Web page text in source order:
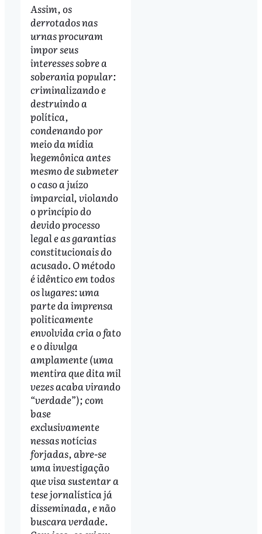
Assim, os
derrotados nas
urnas procuram
impor seus
interesses sobre a
soberania popular:
criminalizando e
destruindo a
política,
condenando por
meio da mídia
hegemônica antes
mesmo de submeter
o caso a juízo
imparcial, violando
o princípio do
devido processo
legal e as garantias
constitucionais do
acusado. O método
é idêntico em todos
os lugares: uma
parte da imprensa
politicamente
envolvida cria o fato
e o divulga
amplamente (uma
mentira que dita mil
vezes acaba virando
“verdade”); com
base
exclusivamente
nessas notícias
forjadas, abre-se
uma investigação
que visa sustentar a
tese jornalística já
disseminada, e não
buscara verdade.